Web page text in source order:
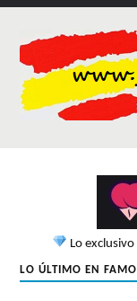
Lo
LO ÚLTIMO EN